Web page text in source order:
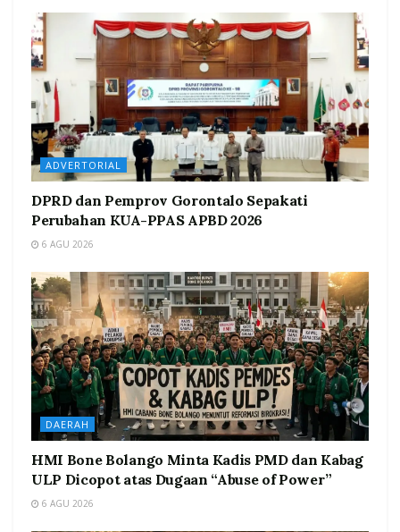
ADVERTORIAL
DPRD dan Pemprov Gorontalo Sepakati
Perubahan KUA-PPAS APBD 2026
6 AGU 2026
DAERAH
HMI Bone Bolango Minta Kadis PMD dan Kabag
ULP Dicopot atas Dugaan “Abuse of Power”
6 AGU 2026